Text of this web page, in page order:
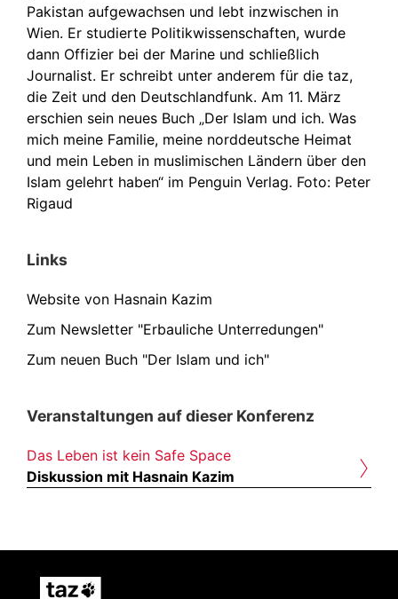
Pakistan aufgewachsen und lebt inzwischen in
Wien. Er studierte Politikwissenschaften, wurde
dann Offizier bei der Marine und schließlich
Journalist. Er schreibt unter anderem für die taz,
die Zeit und den Deutschlandfunk. Am 11. März
erschien sein neues Buch „Der Islam und ich. Was
mich meine Familie, meine norddeutsche Heimat
und mein Leben in muslimischen Ländern über den
Islam gelehrt haben“ im Penguin Verlag. Foto: Peter
Rigaud
Links
Website von Hasnain Kazim
Zum Newsletter "Erbauliche Unterredungen"
Zum neuen Buch "Der Islam und ich"
Veranstaltungen auf dieser Konferenz
Das Leben ist kein Safe Space
Diskussion mit Hasnain Kazim
›